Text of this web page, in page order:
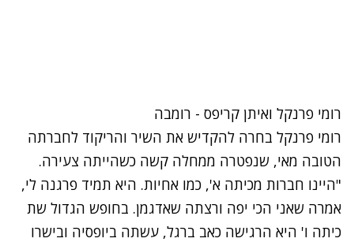
נתקלנו בבעיה
נסה שוב
רומי פרנקל ואיתן קריפס - רומבה
רומי פרנקל בחרה להקדיש את השיר והריקוד לחברתה
הטובה מאי, שנפטרה ממחלה קשה כשהייתה צעירה.
"היינו חברות מכיתה א', כמו אחיות. היא תמיד פרגנה לי,
אמרה שאני הכי יפה ורצתה שאדגמן. בחופש הגדול שת
כיתה ו' היא הרגישה כאב ברגל, עשתה ביופסיה ובישרו